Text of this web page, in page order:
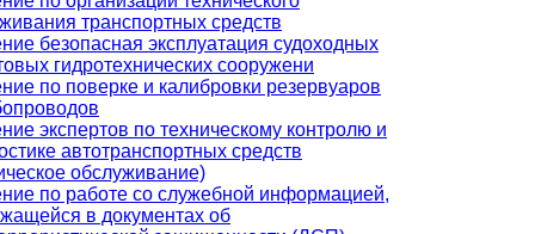
транспортных средств
безопасная эксплуатация судоходных
гидротехнических сооружени
по поверке и калибровки резервуаров
экспертов по техническому контролю и
автотранспортных средств
обслуживание)
по работе со служебной информацией,
в документах об